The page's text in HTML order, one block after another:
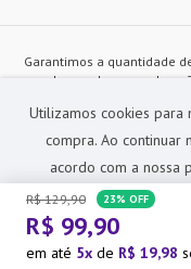
Utilizamos cookies
compra. Ao continuar
acordo com a nossa
R$ 129,90 23% OFF
R$ 99,90
em até 5 de R$ 19,98
Garantimos a quantidade
ou de acordo com a
alterados a qualquer
para a loja virtual, não
lojas físicas da rede
Preçolandia